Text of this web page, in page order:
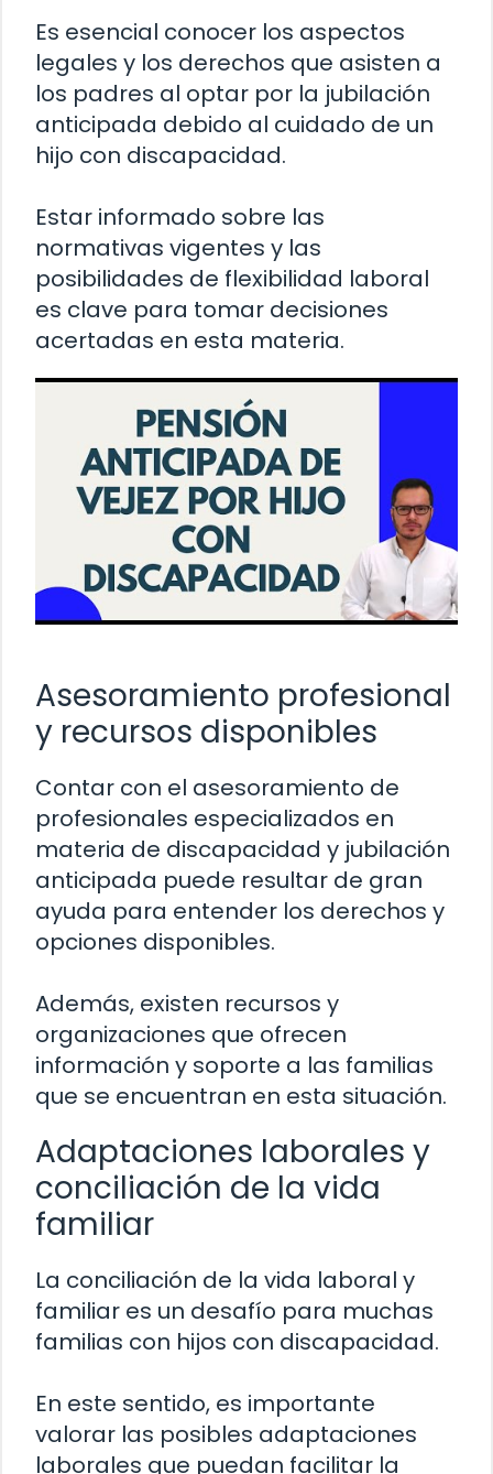
Es esencial conocer los aspectos
legales y los derechos que asisten a
los padres al optar por la jubilación
anticipada debido al cuidado de un
hijo con discapacidad.
Estar informado sobre las
normativas vigentes y las
posibilidades de flexibilidad laboral
es clave para tomar decisiones
acertadas en esta materia.
Asesoramiento profesional
y recursos disponibles
Contar con el asesoramiento de
profesionales especializados en
materia de discapacidad y jubilación
anticipada puede resultar de gran
ayuda para entender los derechos y
opciones disponibles.
Además, existen recursos y
organizaciones que ofrecen
información y soporte a las familias
que se encuentran en esta situación.
Adaptaciones laborales y
conciliación de la vida
familiar
La conciliación de la vida laboral y
familiar es un desafío para muchas
familias con hijos con discapacidad.
En este sentido, es importante
valorar las posibles adaptaciones
laborales que puedan facilitar la